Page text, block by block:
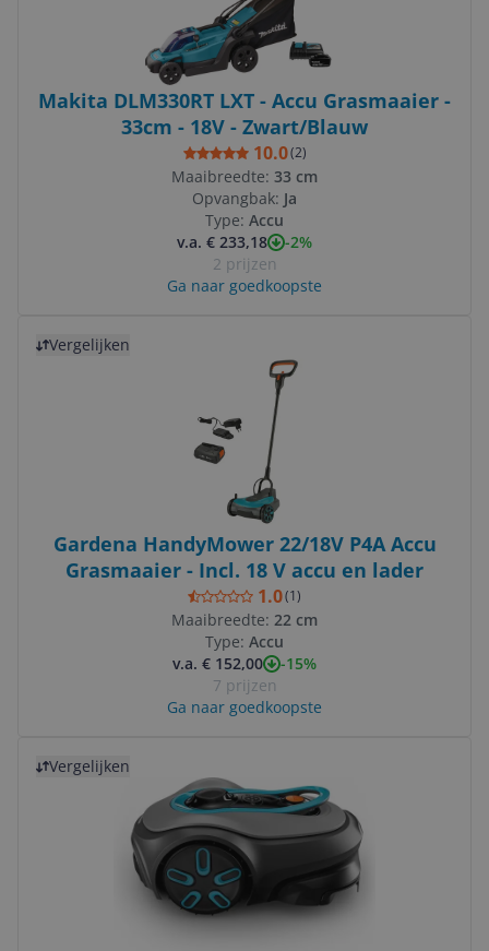
Makita DLM330RT LXT - Accu Grasmaaier -
33cm - 18V - Zwart/Blauw
10.0(2)
Maaibreedte: 33 cm
Opvangbak: Ja
Type: Accu
v.a. € 233,18
-2%
2 prijzen
Ga naar goedkoopste
Vergelijken
Gardena HandyMower 22/18V P4A Accu
Grasmaaier - Incl. 18 V accu en lader
1.0(1)
Maaibreedte: 22 cm
Type: Accu
v.a. € 152,00
-15%
7 prijzen
Ga naar goedkoopste
Vergelijken